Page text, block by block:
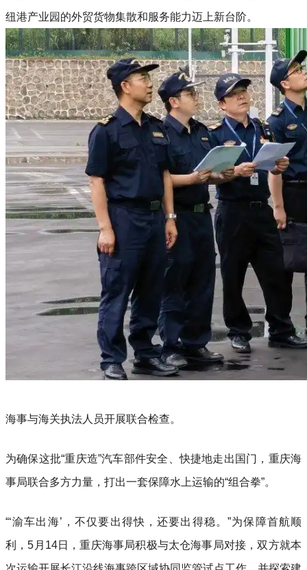
纽港产业园的外贸货物集散和服务能力迈上新台阶。
海事与海关执法人员开展联合检查。
为确保这批“重庆造”汽车部件安全、快捷地走出国门，重庆海
事局联合多方力量，打出一套保障水上运输的“组合拳”。
“‘渝车出海’，不仅要出得快，还要出得稳。”为保障首航顺
利，5月14日，重庆海事局积极与太仓海事局对接，双方就本